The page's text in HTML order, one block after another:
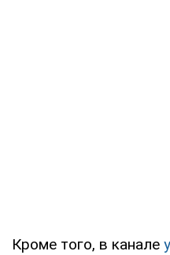
Кроме того, в канале